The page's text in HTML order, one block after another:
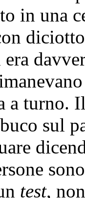
in una
a turno.
sul
test,